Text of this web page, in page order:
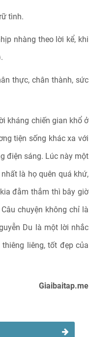
tình.
nhàng theo lời kể, khi
thực, chân thành, sức
kháng chiến gian khổ ở
tiện sống khác xa với
điện sáng. Lúc này một
là họ quên quá khứ,
đằm thắm thì bây giờ
chuyện không chỉ là
Du là một lời nhắc
liêng, tốt đẹp của
Giaibaitap.me